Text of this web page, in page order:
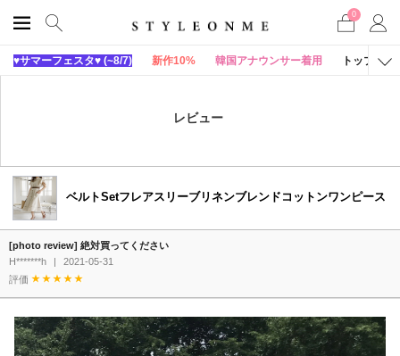
0
♥サマーフェスタ♥ (~8/7) 新作10% 韓国アナウンサー着用 トップス
レビュー
ベルトSetフレアスリーブリネンブレンドコットンワンピース
[photo review] 絶対買ってください
H*******h
|
2021-05-31
評価